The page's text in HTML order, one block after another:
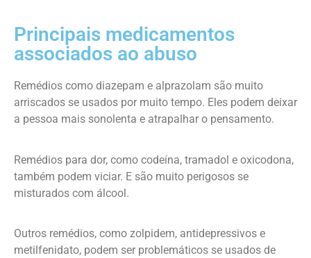
Principais medicamentos
associados ao abuso
Remédios como diazepam e alprazolam são muito
arriscados se usados por muito tempo. Eles podem deixar
a pessoa mais sonolenta e atrapalhar o pensamento.
Remédios para dor, como codeína, tramadol e oxicodona,
também podem viciar. E são muito perigosos se
misturados com álcool.
Outros remédios, como zolpidem, antidepressivos e
metilfenidato, podem ser problemáticos se usados de